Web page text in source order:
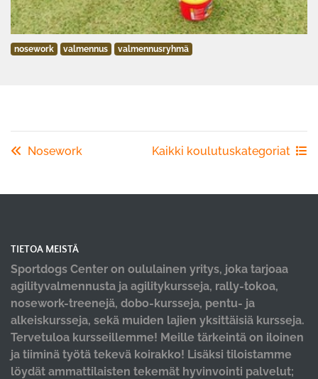
nosework valmennus valmennusryhmä
Nosework Kaikki koulutuskategoriat
TIETOA MEISTÄ
Sportdogs Center on oululainen yritys, joka tarjoaa
agilityvalmennusta ja agilitykursseja, rally-tokoa,
nosework-treenejä, dobo-kursseja, pentu- ja
alkeiskursseja, sekä muiden lajien yksittäisiä kursseja.
Tervetuloa kursseillemme! Meille tärkeintä on iloinen
ja tiiminä työtä tekevä koirakko! Lisäksi tiloistamme
löydät ammattilaisten tekemät hyvinvointi palvelut;